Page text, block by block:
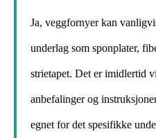
Ja, veggfornyer kan
underlag som sponplater,
strietapet. Det er imidlertid
anbefalinger og
egnet for det spesifikke